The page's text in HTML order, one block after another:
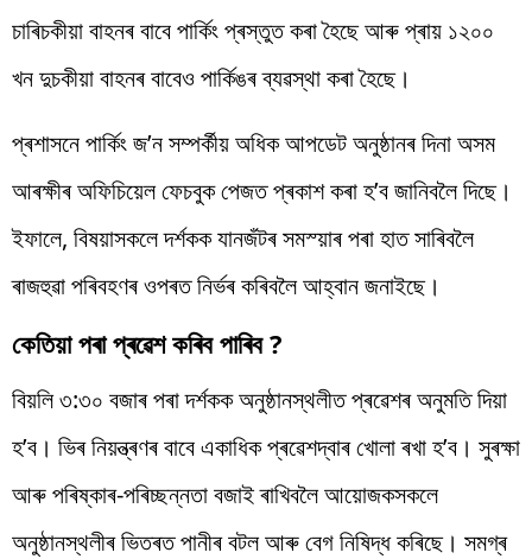
চাৰিচকীয়া বাহনৰ বাবে পাৰ্কিং প্ৰস্তুত কৰা হৈছে আৰু প্ৰায় ১২০০
খন দুচকীয়া বাহনৰ বাবেও পাৰ্কিঙৰ ব্যৱস্থা কৰা হৈছে।
প্ৰশাসনে পাৰ্কিং জ’ন সম্পৰ্কীয় অধিক আপডেট অনুষ্ঠানৰ দিনা অসম
আৰক্ষীৰ অফিচিয়েল ফেচবুক পেজত প্ৰকাশ কৰা হ’ব জানিবলৈ দিছে।
ইফালে, বিষয়াসকলে দৰ্শকক যানজঁটৰ সমস্য়াৰ পৰা হাত সাৰিবলৈ
ৰাজহুৱা পৰিবহণৰ ওপৰত নিৰ্ভৰ কৰিবলৈ আহ্বান জনাইছে।
কেতিয়া পৰা প্ৰৱেশ কৰিব পাৰিব ?
বিয়লি ৩:৩০ বজাৰ পৰা দৰ্শকক অনুষ্ঠানস্থলীত প্ৰৱেশৰ অনুমতি দিয়া
হ’ব। ভিৰ নিয়ন্ত্ৰণৰ বাবে একাধিক প্ৰৱেশদ্বাৰ খোলা ৰখা হ’ব। সুৰক্ষা
আৰু পৰিষ্কাৰ-পৰিচ্ছন্নতা বজাই ৰাখিবলৈ আয়োজকসকলে
অনুষ্ঠানস্থলীৰ ভিতৰত পানীৰ বটল আৰু বেগ নিষিদ্ধ কৰিছে। সমগ্ৰ